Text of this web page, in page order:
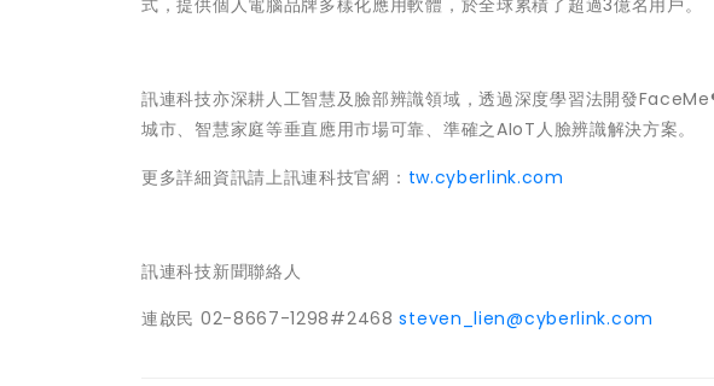
式，提供個人電腦品牌多樣化應用軟體，於全球累積了超過3億名用戶。
訊連科技亦深耕人工智慧及臉部辨識領域，透過深度學習法開發
城市、智慧家庭等垂直應用市場可靠、準確之AIoT人臉辨識解決方案。
更多詳細資訊請上訊連科技官網： tw.cyberlink.com
訊連科技新聞聯絡人
連啟民 02-8667-1298#2468steven_lien@cyberlink.com